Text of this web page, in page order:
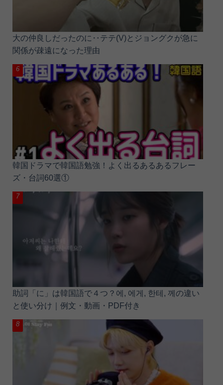
大の仲良しだったのに‥テテ(V)とジョングクが急に
関係が疎遠になった理由
韓国ドラマで韓国語勉強！よく出るあるあるフレー
ズ・台詞60選①
助詞「に」は韓国語で４つ？에, 에게, 한테, 께の違い
と使い分け｜例文・動画・PDF付き